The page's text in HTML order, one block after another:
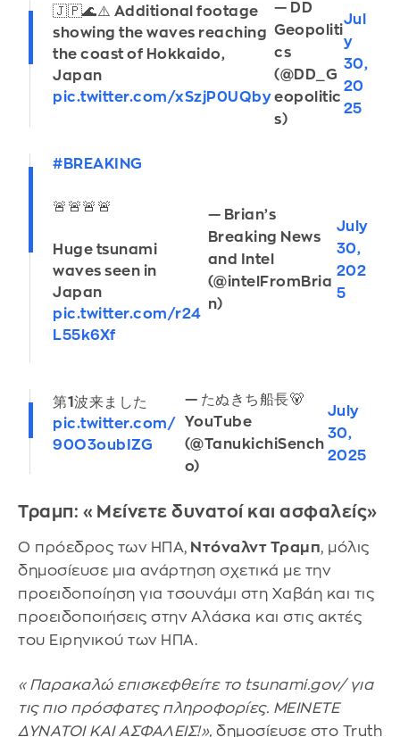
🇯🇵🌊⚠️ Additional footage
showing the waves reaching
the coast of Hokkaido,
Japan
pic.twitter.com/xSzjP0UQby
— DD
Geopoliti
cs
(@DD_G
eopolitic
s)
Jul
y
30,
20
25
#BREAKING
🚨🚨🚨🚨
Huge tsunami
waves seen in
Japan
pic.twitter.com/r24
L55k6Xf
— Brian’s
Breaking News
and Intel
(@intelFromBria
n)
July
30,
202
5
第1波来ました
pic.twitter.com/
90O3oubIZG
— たぬきち船長🐻
YouTube
(@TanukichiSench
o)
July
30,
2025
Τραμπ: «Μείνετε δυνατοί και ασφαλείς»
Ο πρόεδρος των ΗΠΑ, Ντόναλντ Τραμπ, μόλις
δημοσίευσε μια ανάρτηση σχετικά με την
προειδοποίηση για τσουνάμι στη Χαβάη και τις
προειδοποιήσεις στην Αλάσκα και στις ακτές
του Ειρηνικού των ΗΠΑ.
«Παρακαλώ επισκεφθείτε το tsunami.gov/ για
τις πιο πρόσφατες πληροφορίες. ΜΕΙΝΕΤΕ
ΔΥΝΑΤΟΙ ΚΑΙ ΑΣΦΑΛΕΙΣ!», δημοσίευσε στο Truth